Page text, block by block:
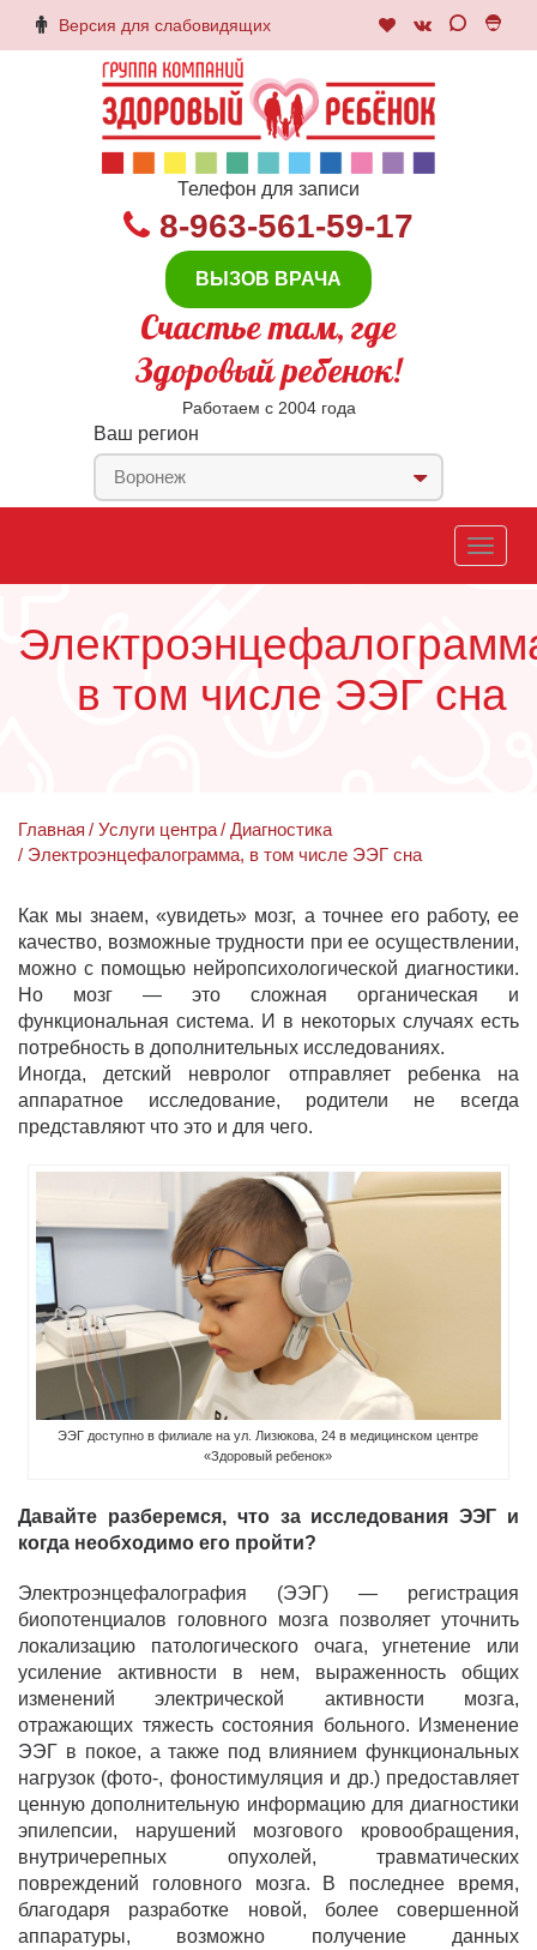
Версия для слабовидящих
Телефон для записи
8-963-561-59-17
ВЫЗОВ ВРАЧА
Счастье там, где
Здоровый ребенок!
Работаем с 2004 года
Ваш регион
Воронеж
Toggle
в том числе ЭЭГ сна
Главная Услуги центра
Диагностика
Электроэнцефалограмма, в том числе ЭЭГ сна
Как мы знаем, «увидеть» мозг, а точнее его работу, ее
качество, возможные трудности при ее осуществлении,
можно с помощью нейропсихологической диагностики.
Но мозг — это сложная органическая и
функциональная система. И в некоторых случаях есть
потребность в дополнительных исследованиях.
Иногда, детский невролог отправляет ребенка на
аппаратное исследование, родители не всегда
представляют что это и для чего.
ЭЭГ доступно в филиале на ул. Лизюкова, 24 в медицинском центре
«Здоровый ребенок»
Давайте разберемся, что за исследования ЭЭГ и
когда необходимо его пройти?
Электроэнцефалография (ЭЭГ) — регистрация
биопотенциалов головного мозга позволяет уточнить
локализацию патологического очага, угнетение или
усиление активности в нем, выраженность общих
изменений электрической активности мозга,
отражающих тяжесть состояния больного. Изменение
ЭЭГ в покое, а также под влиянием функциональных
нагрузок (фото-, фоностимуляция и др.) предоставляет
ценную дополнительную информацию для диагностики
эпилепсии, нарушений мозгового кровообращения,
внутричерепных опухолей, травматических
повреждений головного мозга. В последнее время,
благодаря разработке новой, более совершенной
аппаратуры, возможно получение данных